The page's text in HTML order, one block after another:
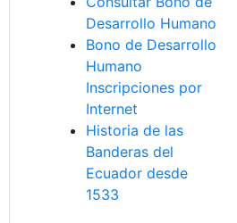
Desarrollo Humano
Bono de Desarrollo
Humano
Inscripciones por
Internet
Historia de las
Banderas del
Ecuador desde
1533